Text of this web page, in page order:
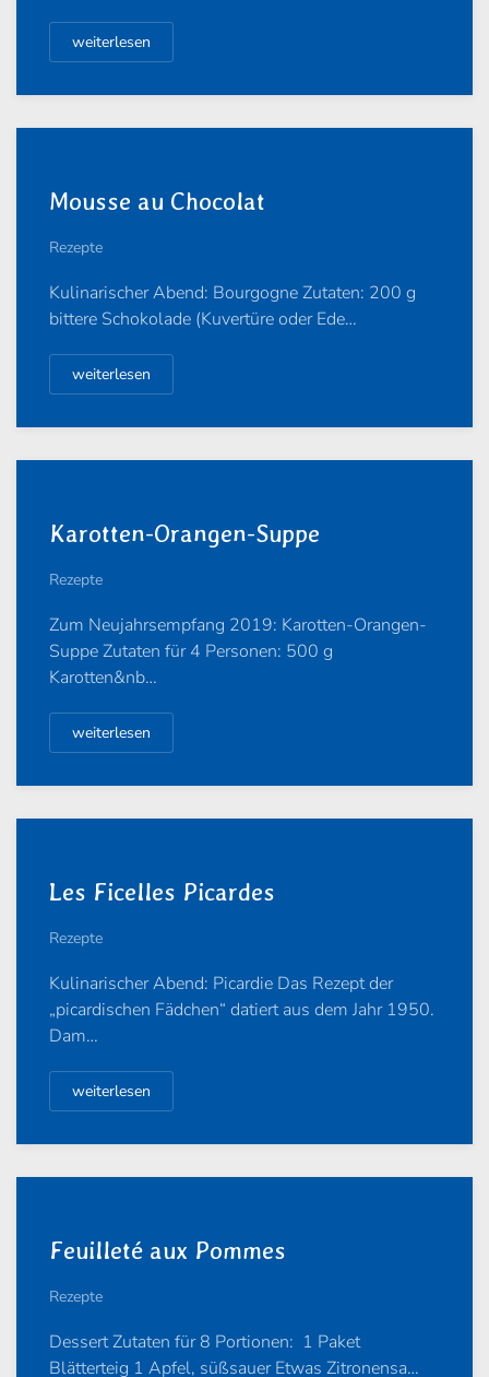
weiterlesen
Mousse au Chocolat
Rezepte
Kulinarischer Abend: Bourgogne Zutaten: 200 g
bittere Schokolade (Kuvertüre oder Ede…
weiterlesen
Karotten-Orangen-Suppe
Rezepte
Zum Neujahrsempfang 2019: Karotten-Orangen-
Suppe Zutaten für 4 Personen: 500 g
Karotten&nb…
weiterlesen
Les Ficelles Picardes
Rezepte
Kulinarischer Abend: Picardie Das Rezept der
„picardischen Fädchen“ datiert aus dem Jahr 1950.
Dam…
weiterlesen
Feuilleté aux Pommes
Rezepte
Dessert Zutaten für 8 Portionen: 1 Paket
Blätterteig 1 Apfel, süßsauer Etwas Zitronensa…